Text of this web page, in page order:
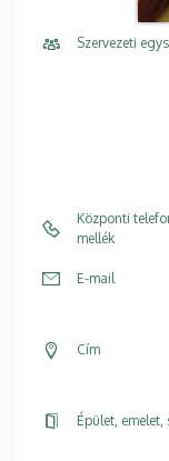
Szervezeti
Központi
mellék
E-mail
Cím
Épület,